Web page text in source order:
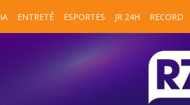
ENTRETÊ ESPORTES JR 24H RECORD